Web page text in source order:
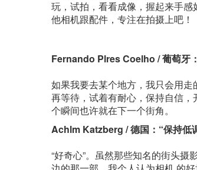
玩，试拍，看看成像，握起来手
他相机跟配件，专注在拍摄上吧！
Fernando Plres Coelho / 葡萄牙
如果我要去某个地方，我只会用
再等待，试着有耐心，保持自信
个瞬间也许就在下一个街角。
Achlm Katzberg / 德国：“保持低
“好奇心”。虽然那些知名的街头